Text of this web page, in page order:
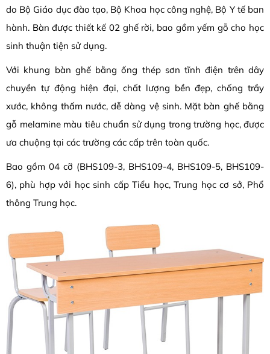
do Bộ Giáo dục đào tạo, Bộ Khoa học công nghệ, Bộ Y tế ban
hành. Bàn được thiết kế 02 ghế rời, bao gồm yếm gỗ cho học
sinh thuận tiện sử dụng.
Với khung bàn ghế bằng ống thép sơn tĩnh điện trên dây
chuyền tự động hiện đại, chất lượng bền đẹp, chống trầy
xước, không thấm nước, dễ dàng vệ sinh. Mặt bàn ghế bằng
gỗ melamine màu tiêu chuẩn sử dụng trong trường học, được
ưa chuộng tại các trường các cấp trên toàn quốc.
Bao gồm 04 cỡ (BHS109-3, BHS109-4, BHS109-5, BHS109-
6), phù hợp với học sinh cấp Tiểu học, Trung học cơ sở, Phổ
thông Trung học.